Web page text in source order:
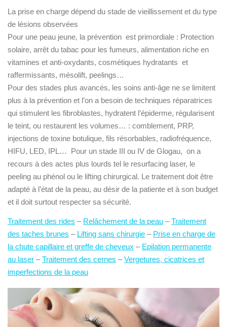
La prise en charge dépend du stade de vieillissement et du type
de lésions observées
Pour une peau jeune, la prévention est primordiale : Protection
solaire, arrêt du tabac pour les fumeurs, alimentation riche en
vitamines et anti-oxydants, cosmétiques hydratants et
raffermissants, mésolift, peelings…
Pour des stades plus avancés, les soins anti-âge ne se limitent
plus à la prévention et l’on a besoin de techniques réparatrices
qui stimulent les fibroblastes, hydratent l’épiderme, régularisent
le teint, ou restaurent les volumes… : comblement, PRP,
injections de toxine botulique, fils résorbables, radiofréquence,
HIFU, LED, IPL… Pour un stade III ou IV de Glogau, on a
recours à des actes plus lourds tel le resurfacing laser, le
peeling au phénol ou le lifting chirurgical. Le traitement doit être
adapté à l’état de la peau, au désir de la patiente et à son budget
et il doit surtout respecter sa sécurité.
Traitement des rides – Relâchement de la peau –Traitement
des taches brunes – Lifting sans chirurgie – Prise en charge de
la chute capillaire et greffe de cheveux – Epilation permanente
au laser –Traitement des cernes –Vergetures, cicatrices et
imperfections de la peau